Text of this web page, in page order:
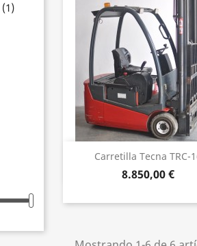
(1)
Carretilla Tecna TRC-
8.850,00 €
Vista rápida